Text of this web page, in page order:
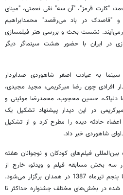
"کارت قرمز"، "آن سه" ‌نقی نعمتی،‌ "مینای
"قاصدک در باد می‌رقصد" محمدابراهیم
نشست بحث و بررسی هنر فیلمسازی
در ایران با حضور هشت سینماگر دیگر
به عیادت اصغر شاهوردی صدابردار
افرادی چون رضا میرکریمی، مجید مجیدی،
دلپاک، حسین محجوب، محمدرضا موئینی و
در این دیدار پیشنهاد تشکیل یک
حادثه دیده را مطرح کرد و از تشکیل
شاهوردی خبر داد.
فیلم‌های کودکان و نوجوانان هفته
سه بخش مسابقه فیلم و ویدئو، خارج از
مسابقه و نمایش‌های ویژه از اول تا پنجم تیرماه 1387 در همدان برگزار می‌شود.
شده در بخش‌های مختلف جشنواره حداکثر تا